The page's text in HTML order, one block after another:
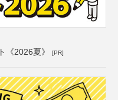
《2026夏》 [PR]